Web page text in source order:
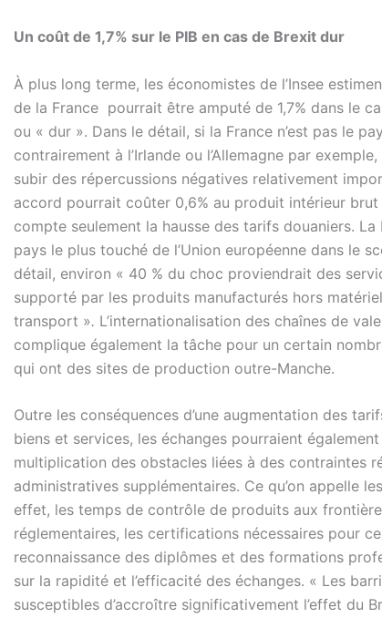
Un coût de 1,7% sur le PIB en cas de Brexit dur
À plus long terme, les économistes de l’Insee
de la France pourrait être amputé de 1,7% dans le
ou « dur ». Dans le détail, si la France n’est pas le
contrairement à l’Irlande ou l’Allemagne par
subir des répercussions négatives relativement
accord pourrait coûter 0,6% au produit intérieur brut
compte seulement la hausse des tarifs douaniers.
pays le plus touché de l’Union européenne dans le
détail, environ « 40 % du choc proviendrait des
supporté par les produits manufacturés hors
transport ». L’internationalisation des chaînes de
complique également la tâche pour un certain
qui ont des sites de production outre-Manche.
Outre les conséquences d’une augmentation des
biens et services, les échanges pourraient
multiplication des obstacles liées à des contraintes
administratives supplémentaires. Ce qu’on appelle
effet, les temps de contrôle de produits aux
réglementaires, les certifications nécessaires pour
reconnaissance des diplômes et des formations
sur la rapidité et l’efficacité des échanges. « Les
susceptibles d’accroître significativement l’effet du